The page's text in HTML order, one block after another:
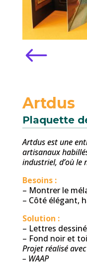
#
Artdus
Plaquette
Artdus est une
artisanaux
industriel, d’où le
Besoins :
– Montrer le
– Côté élégant,
Solution :
– Lettres
– Fond noir et
Projet réalisé
– WAAP